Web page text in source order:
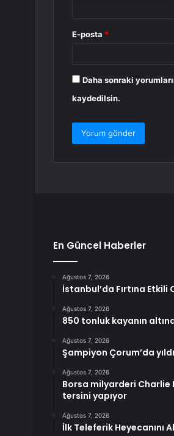
E-posta *
Daha sonraki
kaydedilsin.
En Güncel Haberler
Ağustos 7, 2026
İstanbul’da Fırtına Etkili
Ağustos 7, 2026
850 tonluk kayanın
Ağustos 7, 2026
Şampiyon Çorum’da
Ağustos 7, 2026
Borsa milyarderi Charlie
tersini yapıyor
Ağustos 7, 2026
İlk Teleferik Heyecanını